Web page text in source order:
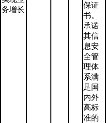
务增长
保证
书。
承诺
其信
息安
全管
理体
系满
足国
内外
高标
准的